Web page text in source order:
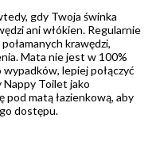
gdy Twoja świnka
ani włókien. Regularnie
krawędzi,
Mata nie jest w 100%
lepiej połączyć
Nappy Toilet jako
pod matą łazienkową, aby
dostępu.